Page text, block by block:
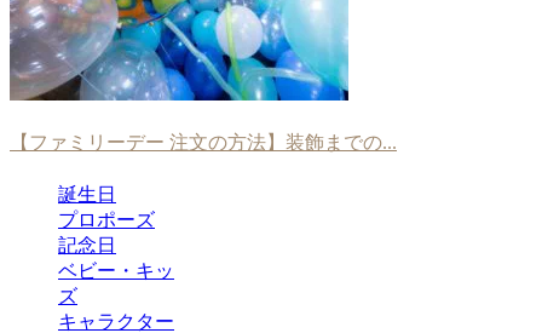
【ファミリーデー 注文の方法】装飾までの...
誕生日
プロポーズ
記念日
ベビー・キッ
ズ
キャラクター